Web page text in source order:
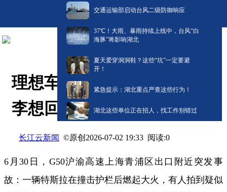
交通运输部启动台风二级防御响应
​37℃！大雨、暴雨持续上线中，台风“白
海豚”将影响湖北
夏天爱穿洞洞鞋？这些“坑”一定要避
开！
紧急提示：湖北重点严查这些行为！
湖北这些单位正在招人，找工作别错过
理想车主勇救特斯拉司机，
李想回应
长江云新闻 ©原创 2026-07-02 19:33 阅读:0
6月30日，G50沪渝高速上海青浦区出口附近突发事
故：一辆特斯拉在撞击护栏后燃起大火，有人拍到疑似